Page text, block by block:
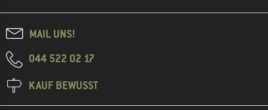
MAIL UNS!
044 522 02 17
KAUF BEWUSST